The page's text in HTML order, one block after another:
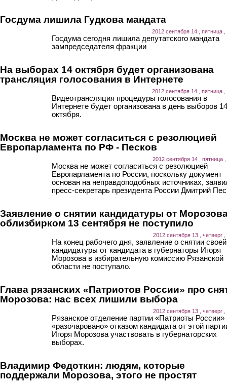
Госдума лишила Гудкова мандата
2012 сентября 14 , пятница ,
Госдума сегодня лишила депутатского мандата
зампредседателя фракции
На выборах 14 октября будет организована
трансляция голосования в Интернете
2012 сентября 14 , пятница ,
Видеотрансляция процедуры голосования в
Интернете будет организована в день выборов 14
октября.
Москва не может согласиться с резолюцией
Европарламента по РФ - Песков
2012 сентября 14 , пятница ,
Москва не может согласиться с резолюцией
Европарламента по России, поскольку документ
основан на неправдоподобных источниках,
пресс-секретарь президента России Дмитрий
Заявление о снятии кандидатуры от
облизбирком 13 сентября не поступило
2012 сентября 13 , четверг ,
На конец рабочего дня, заявление о снятии своей
кандидатуры от кандидата в губернаторы Игоря
Морозова в избирательную комиссию Рязанской
области не поступало.
Глава рязанских «Патриотов России» про
Морозова: нас всех лишили выбора
2012 сентября 13 , четверг ,
Рязанское отделение партии «Патриоты России»
«разочаровано» отказом кандидата от этой
Игоря Морозова участвовать в губернаторских
выборах.
Владимир Федоткин: людям, которые
поддержали Морозова, этого не простят